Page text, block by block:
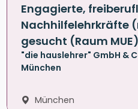
Engagierte,
Nachhilfelehrkräfte
gesucht (Raum MUE)
"die hauslehrer" GmbH &
München
München